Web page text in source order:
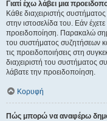
Γιατί έχω λάβει μια
Κάθε διαχειριστής
στην ιστοσελίδα του. Εάν
προειδοποίηση. Παρακαλώ
του συστήματος συζητήσεων
τις προειδοποιήσεις στη
διαχειριστή του συστήματος
λάβατε την προειδοποίηση.
Κορυφή
Πώς μπορώ να αναφέρω